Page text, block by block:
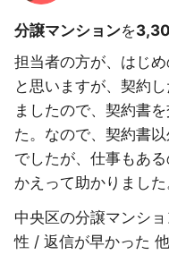
分譲マンションを
担当者の方が、はじ
と思いますが、契約
ましたので、契約書
た。なので、契約書
でしたが、仕事もあ
かえって助かりました
中央区の分譲マンシ
性 / 返信が早かった